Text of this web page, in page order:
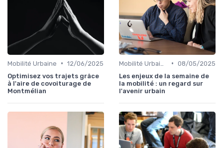
Mobilité Urbaine • 12/06/2025
Optimisez vos trajets grâce
à l'aire de covoiturage de
Montmélian
• 08/05/2025
Les enjeux de la semaine de
la mobilité : un regard sur
l'avenir urbain